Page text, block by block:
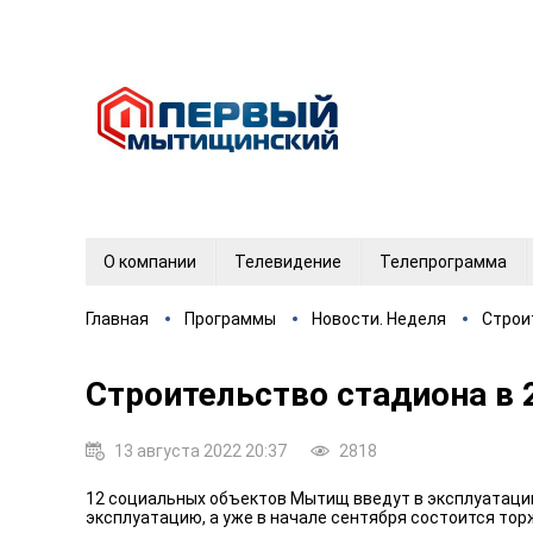
О компании Телевидение Телепрограмма
Главная Программы Новости. Неделя
Строительство стадиона
13 августа 2022 20:37 2818
12 социальных объектов Мытищ введут в
эксплуатацию, а уже в начале сентября состоится